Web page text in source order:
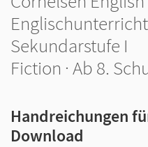
Sekundarstufe I
Fiction · Ab 8.
Handreichungen
Download